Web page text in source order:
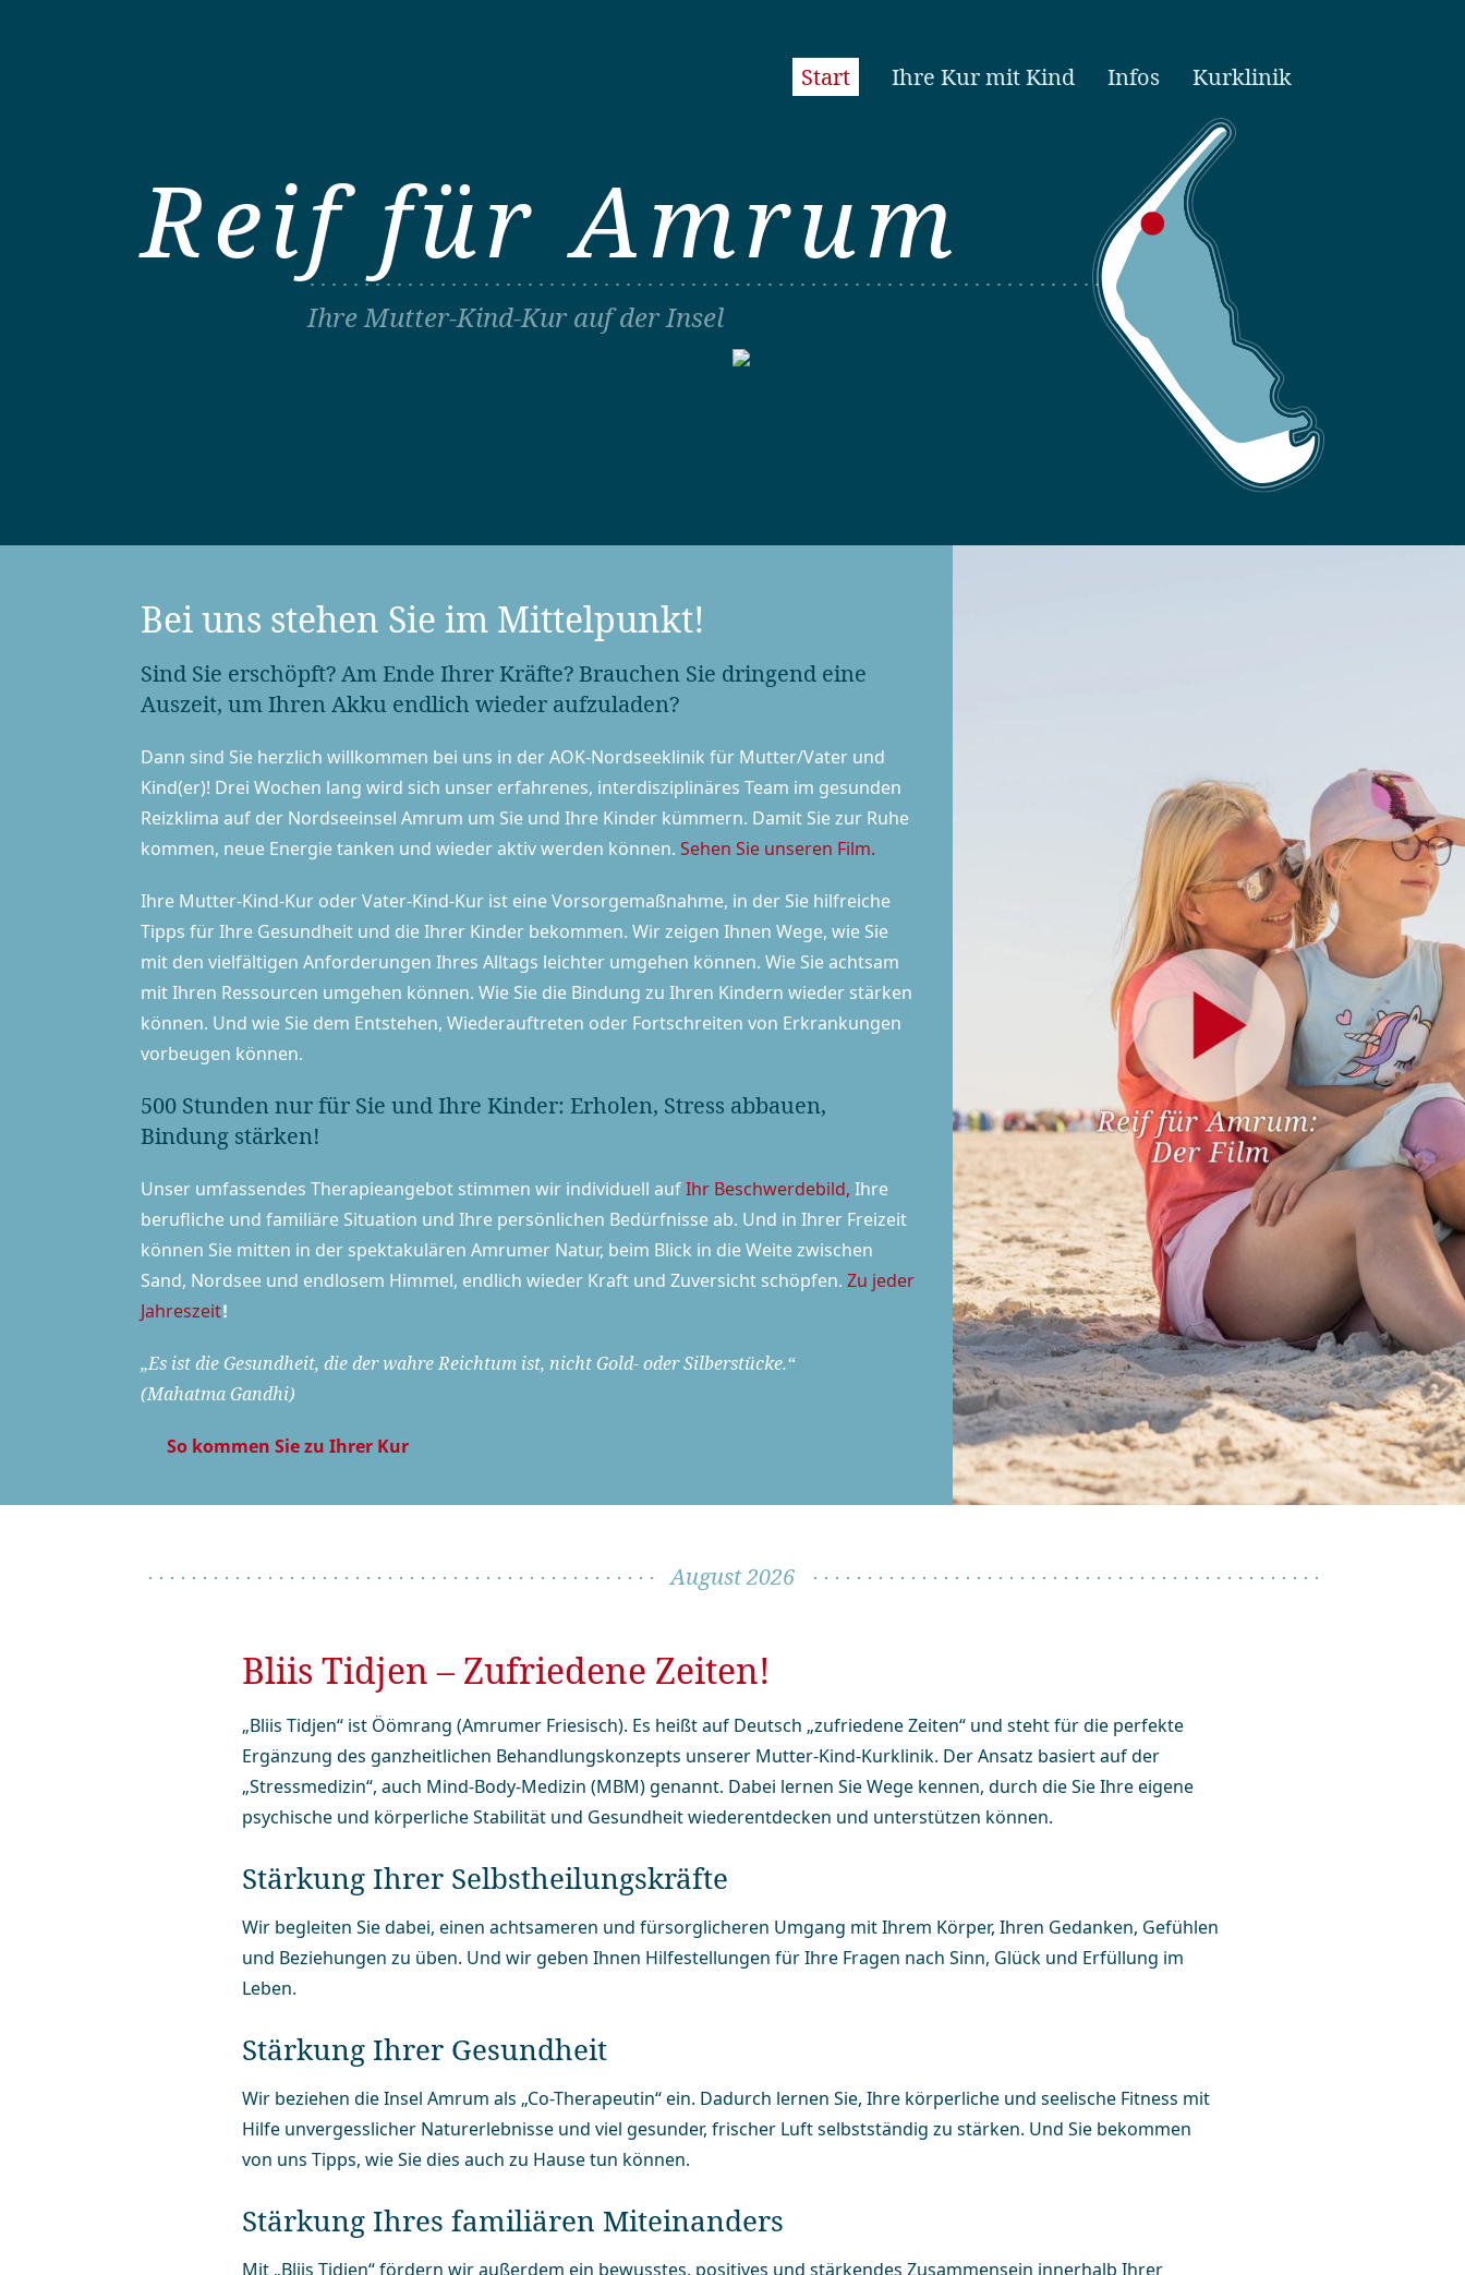
Start Ihre Kur mit Kind Infos Kurklinik
Suchen
Reif für Amrum
Ihre Mutter-Kind-Kur auf der Insel
Bei uns stehen Sie im Mittelpunkt!
Sind Sie erschöpft? Am Ende Ihrer Kräfte? Brauchen Sie dringend eine
Auszeit, um Ihren Akku endlich wieder aufzuladen?
Dann sind Sie herzlich willkommen bei uns in der AOK-Nordseeklinik für Mutter/Vater und
Kind(er)! Drei Wochen lang wird sich unser erfahrenes, inter­dis­zi­pli­nä­res Team im gesunden
Reizklima auf der Nordseeinsel Amrum um Sie und Ihre Kinder kümmern. Damit Sie zur Ruhe
kommen, neue Energie tanken und wieder aktiv werden können. Sehen Sie unseren Film.
Ihre Mutter-Kind-Kur oder Vater-Kind-Kur ist eine Vorsorgemaßnahme, in der Sie hilfreiche
Tipps für Ihre Gesundheit und die Ihrer Kinder bekommen. Wir zeigen Ihnen Wege, wie Sie
mit den vielfältigen Anforderungen Ihres Alltags leichter umgehen können. Wie Sie achtsam
mit Ihren Ressourcen umgehen können. Wie Sie die Bindung zu Ihren Kindern wieder stärken
können. Und wie Sie dem Entstehen, Wiederauftreten oder Fortschreiten von Erkrankungen
vorbeugen können.
500 Stunden nur für Sie und Ihre Kinder: Erholen, Stress abbauen,
Bindung stärken!
Unser umfassendes The­ra­pie­an­ge­bot stimmen wir individuell aufIhr Beschwerdebild, Ihre
berufliche und familiäre Situation und Ihre persönlichen Bedürfnisse ab. Und in Ihrer Freizeit
können Sie mitten in der spektakulären Amrumer Natur, beim Blick in die Weite zwischen
Sand, Nordsee und endlosem Himmel, endlich wieder Kraft und Zuversicht schöpfen. Zu jeder
Jahreszeit!
„Es ist die Gesundheit, die der wahre Reichtum ist, nicht Gold- oder Silberstücke.“
(Mahatma Gandhi)
So kommen Sie zu Ihrer Kur
August 2026
Bliis Tidjen – Zufriedene Zeiten!
„Bliis Tidjen“ ist Öömrang (Amrumer Friesisch). Es heißt auf Deutsch „zufriedene Zeiten“ und steht für die perfekte
Ergänzung des ganz­heit­li­chen Be­hand­lungs­kon­zepts unserer Mutter-Kind-Kurklinik. Der Ansatz basiert auf der
„Stress­medizin“, auch Mind-Body-Medizin (MBM) genannt. Dabei lernen Sie Wege kennen, durch die Sie Ihre eigene
psychische und körperliche Stabilität und Gesundheit wieder­entdecken und unterstützen können.
Stärkung Ihrer Selbst­hei­lungs­kräfte
Wir begleiten Sie dabei, einen achtsameren und fürsorglicheren Umgang mit Ihrem Körper, Ihren Gedanken, Gefühlen
und Beziehungen zu üben. Und wir geben Ihnen Hilfe­stellungen für Ihre Fragen nach Sinn, Glück und Erfüllung im
Leben.
Stärkung Ihrer Gesundheit
Wir beziehen die Insel Amrum als „Co-Therapeutin“ ein. Dadurch lernen Sie, Ihre körperliche und seelische Fitness mit
Hilfe unvergesslicher Natur­erleb­nisse und viel gesunder, frischer Luft selbstständig zu stärken. Und Sie bekommen
von uns Tipps, wie Sie dies auch zu Hause tun können.
Stärkung Ihres familiären Miteinanders
Mit „Bliis Tidjen“ fördern wir außerdem ein bewusstes, positives und stärkendes Zusammensein innerhalb Ihrer